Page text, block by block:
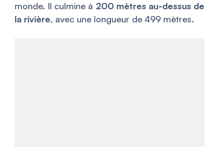
monde. Il culmine à 200 mètres au-dessus de
la rivière, avec une longueur de 499 mètres.